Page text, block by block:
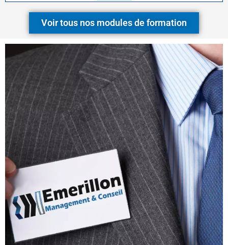
Voir tous nos modules de formation